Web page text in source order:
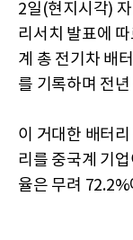
2일(현지시각)
리서치 발표에
계 총 전기차 배
를 기록하며 전
이 거대한 배터
리를 중국계 기
율은 무려